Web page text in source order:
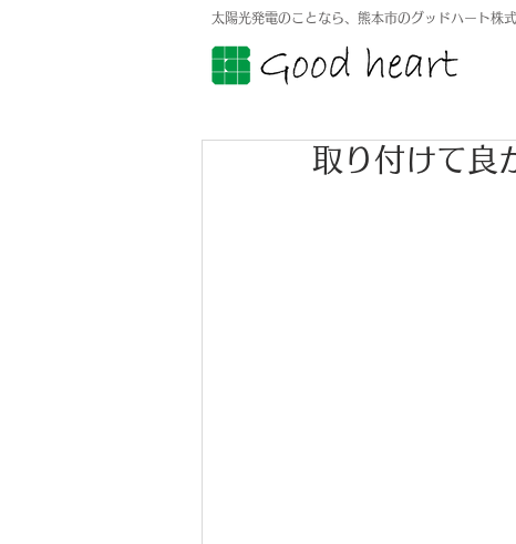
太陽光発電のことなら、熊本市のグッドハート株
取り付けて良